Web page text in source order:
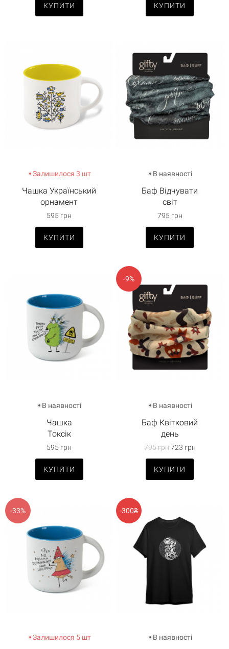
КУПИТИ КУПИТИ
Залишилося 3 шт
Чашка Український
орнамент
595 грн
КУПИТИ
В наявності
Баф Відчувати
світ
795 грн
КУПИТИ
В наявності
Чашка
Токсік
595 грн
КУПИТИ
-9%
В наявності
Баф Квітковий
день
795 грн723 грн
КУПИТИ
-33%
Залишилося 5 шт
-300₴
В наявності